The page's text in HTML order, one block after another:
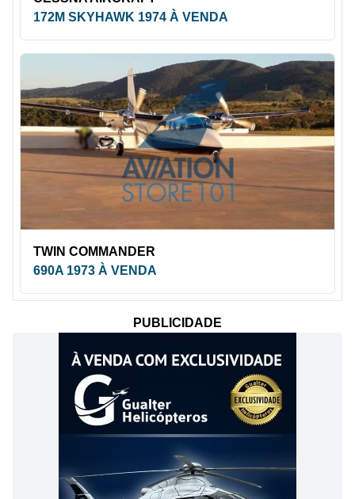
172M SKYHAWK 1974 À VENDA
TWIN COMMANDER
690A 1973 À VENDA
PUBLICIDADE